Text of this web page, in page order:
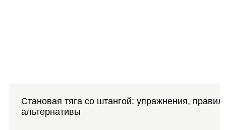
Становая тяга со штангой: упражнения,
альтернативы